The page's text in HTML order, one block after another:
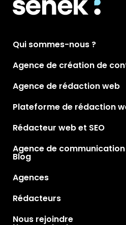
Qui sommes-nous ?
Agence de création de
Agence de rédaction web
Plateforme de rédaction
Rédacteur web et SEO
Agence de
Blog
Agences
Rédacteurs
Nous rejoindre